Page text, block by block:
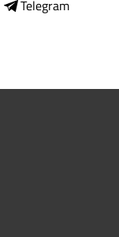
Telegram